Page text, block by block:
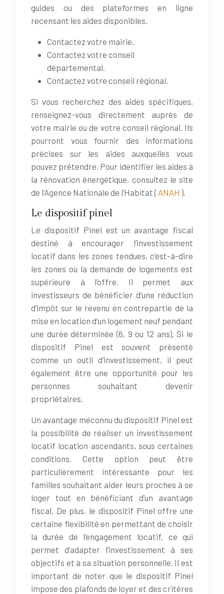
guides ou des plateformes en ligne
recensant les aides disponibles.
Contactez votre mairie.
Contactez votre conseil
départemental.
Contactez votre conseil régional.
Si vous recherchez des aides spécifiques,
renseignez-vous directement auprès de
votre mairie ou de votre conseil régional. Ils
pourront vous fournir des informations
précises sur les aides auxquelles vous
pouvez prétendre. Pour identifier les aides à
la rénovation énergétique, consultez le site
de l’Agence Nationale de l’Habitat ( ANAH ).
Le dispositif pinel
Le dispositif Pinel est un avantage fiscal
destiné à encourager l’investissement
locatif dans les zones tendues, c’est-à-dire
les zones où la demande de logements est
supérieure à l’offre. Il permet aux
investisseurs de bénéficier d’une réduction
d’impôt sur le revenu en contrepartie de la
mise en location d’un logement neuf pendant
une durée déterminée (6, 9 ou 12 ans). Si le
dispositif Pinel est souvent présenté
comme un outil d’investissement, il peut
également être une opportunité pour les
personnes souhaitant devenir
propriétaires.
Un avantage méconnu du dispositif Pinel est
la possibilité de réaliser un investissement
locatif location ascendants, sous certaines
conditions. Cette option peut être
particulièrement intéressante pour les
familles souhaitant aider leurs proches à se
loger tout en bénéficiant d’un avantage
fiscal. De plus, le dispositif Pinel offre une
certaine flexibilité en permettant de choisir
la durée de l’engagement locatif, ce qui
permet d’adapter l’investissement à ses
objectifs et à sa situation personnelle. Il est
important de noter que le dispositif Pinel
impose des plafonds de loyer et des critères